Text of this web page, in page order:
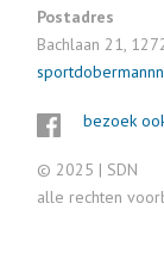
Postadres
Bachlaan 21,
bezoek
© 2025 | SDN
alle rechten